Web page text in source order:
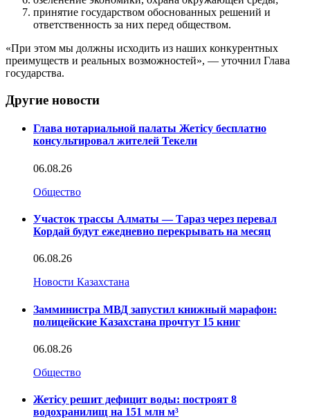
принятие государством обоснованных решений и
ответственность за них перед обществом.
«При этом мы должны исходить из наших конкурентных
преимуществ и реальных возможностей», — уточнил Глава
государства.
Другие новости
Глава нотариальной палаты Жетісу бесплатно
консультировал жителей Текели
06.08.26
Общество
Участок трассы Алматы — Тараз через перевал
Кордай будут ежедневно перекрывать на месяц
06.08.26
Новости Казахстана
Замминистра МВД запустил книжный марафон:
полицейские Казахстана прочтут 15 книг
06.08.26
Общество
Жетісу решит дефицит воды: построят 8
водохранилищ на 151 млн м³